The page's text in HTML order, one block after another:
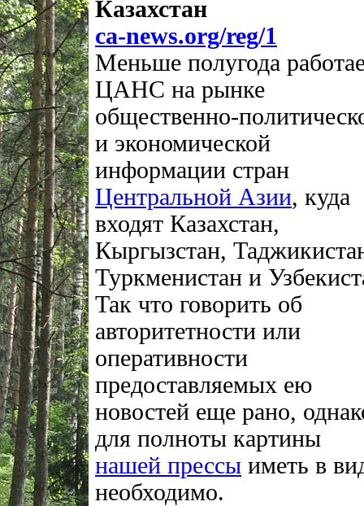
Казахстан
ca-news.org/reg/1
Меньше полугода
ЦАНС на рынке
общественно-
и экономической
информации стран
Центральной Азии, куда
входят Казахстан,
Кыргызстан,
Туркменистан и
Так что говорить об
авторитетности или
оперативности
предоставляемых ею
новостей еще рано,
для полноты картины
нашей прессы иметь в
необходимо.